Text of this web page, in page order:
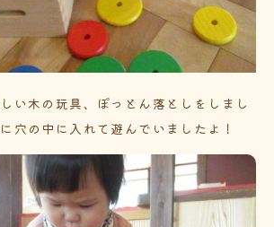
い木の玩具、ぽっとん落としをしまし
穴の中に入れて遊んでいましたよ！